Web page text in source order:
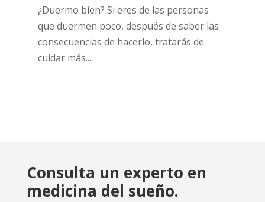
¿Duermo bien? Si eres de las personas
que duermen poco, después de saber las
consecuencias de hacerlo, tratarás de
cuidar más...
Consulta un experto en
medicina del sueño.